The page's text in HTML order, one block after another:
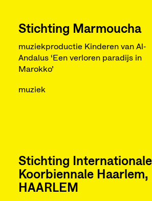
Stichting Marmoucha
muziekproductie Kinderen van Al-
Andalus ‘Een verloren paradijs in
Marokko’
muziek
Stichting Internationale
Koorbiennale Haarlem,
HAARLEM